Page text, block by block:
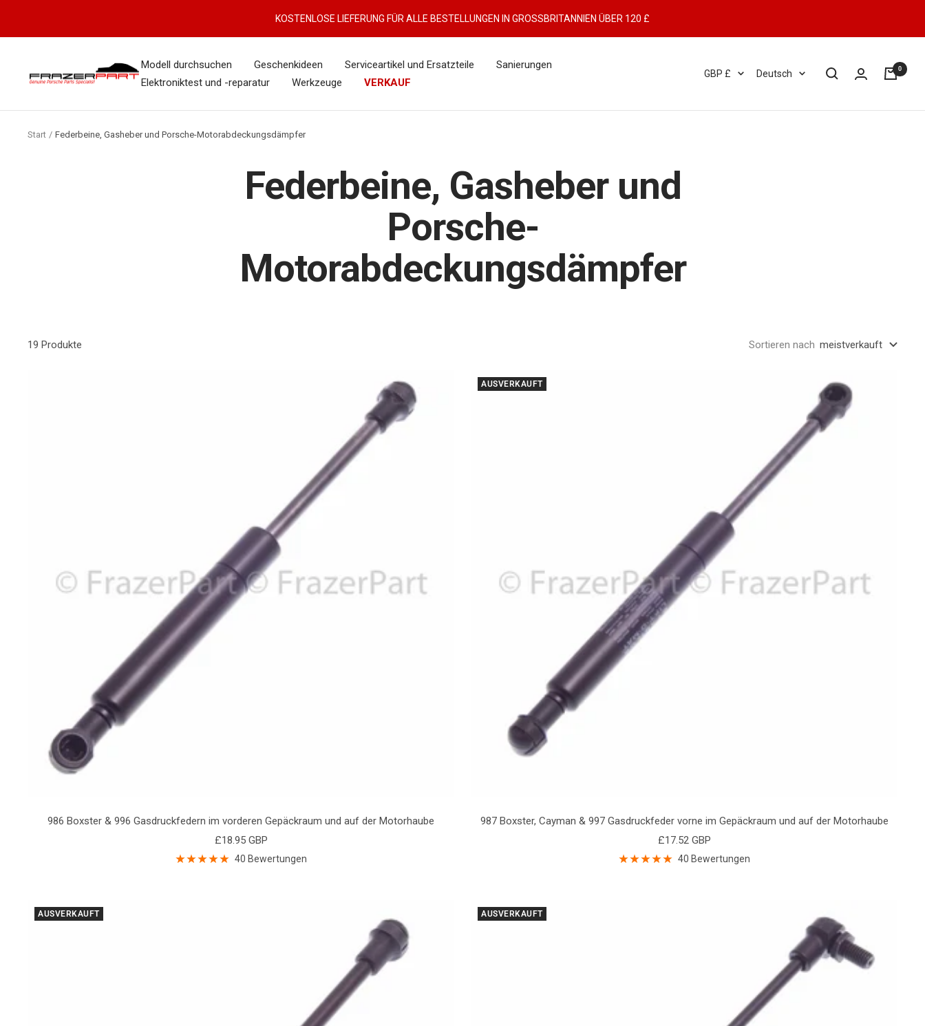
KOSTENLOSE LIEFERUNG FÜR ALLE BESTELLUNGEN IN GROSSBRITANNIEN ÜBER 120 £
Modell durchsuchen Geschenkideen Serviceartikel und Ersatzteile
Sanierungen
Elektroniktest und -reparatur
Werkzeuge VERKAUF
Porsche
Spares
Währung
GBP £ Sprache
Deutsch 0
Start Federbeine, Gasheber und Porsche-Motorabdeckungsdämpfer
Federbeine, Gasheber und
Porsche-
Motorabdeckungsdämpfer
19 Produkte Sortieren nach meistverkauft
986 Boxster & 996 Gasdruckfedern im vorderen Gepäckraum und auf der Motorhaube
Angebotspreis
£18.95 GBP
40 Bewertungen
AUSVERKAUFT
987 Boxster, Cayman & 997 Gasdruckfeder vorne im Gepäckraum und auf der Motorhaube
Angebotspreis
£17.52 GBP
40 Bewertungen
AUSVERKAUFT AUSVERKAUFT